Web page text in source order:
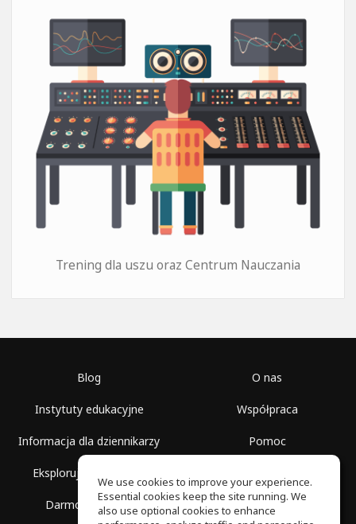
Trening dla uszu oraz Centrum Nauczania
Blog
Instytuty edukacyjne
Informacja dla dziennikarzy
Eksploruj przestrzenie
Darmowa szkoła
O nas
Współpraca
Pomoc
Polityka prywatności
We use cookies to improve your experience.
Essential cookies keep the site running. We
also use optional cookies to enhance